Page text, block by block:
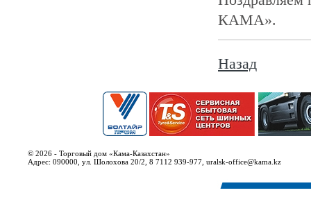
КАМА».
Назад
© 2026 - Торговый дом «Кама-Казахстан»
Адрес: 090000, ул. Шолохова 20/2, 8 7112 939-977, uralsk-office@kama.kz